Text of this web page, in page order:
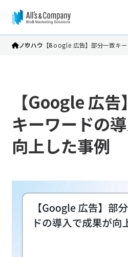
ノウハウ 【Google 広告】部分一致キ
【Google 広
キーワードの
向上した事例